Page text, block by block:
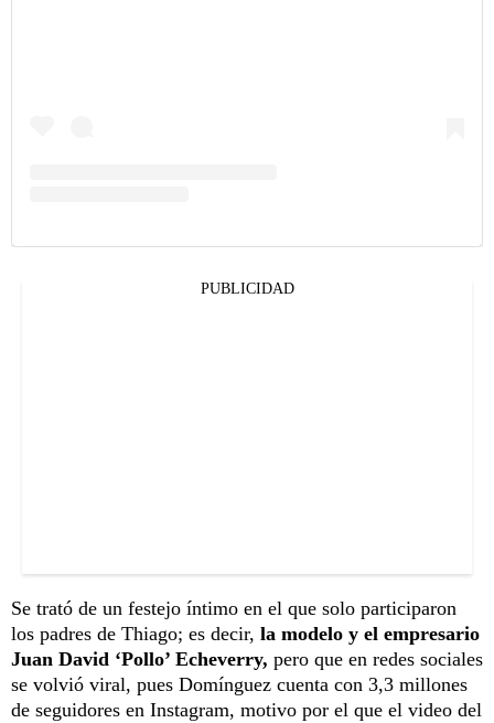
PUBLICIDAD
Se trató de un festejo íntimo en el que solo participaron
los padres de Thiago; es decir, la modelo y el empresario
Juan David ‘Pollo’ Echeverry, pero que en redes sociales
se volvió viral, pues Domínguez cuenta con 3,3 millones
de seguidores en Instagram, motivo por el que el video del